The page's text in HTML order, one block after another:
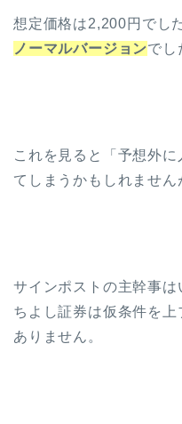
想定価格は2,200円でし
ノーマルバージョンでし
これを見ると「予想外
てしまうかもしれません
サインポストの主幹事
ちよし証券は仮条件を上
ありません。